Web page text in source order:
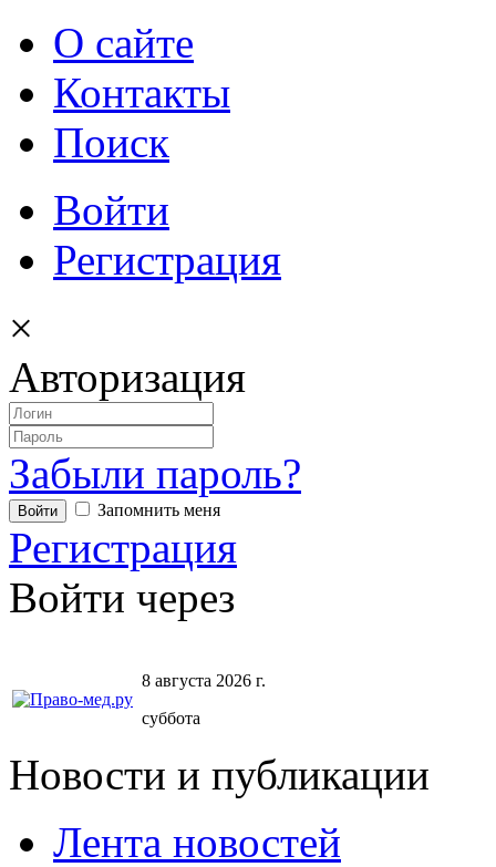
О сайте
Контакты
Поиск
Войти
Регистрация
×
Авторизация
Забыли пароль?
Запомнить меня
Регистрация
Войти через
8 августа 2026 г.
суббота
Новости и публикации
Лента новостей